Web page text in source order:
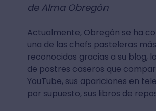
de Alma Obregón
Actualmente, Obregón se ha
una de las chefs pasteleras más
reconocidas gracias a su blog,
de postres caseros que
YouTube, sus apariciones en
por supuesto, sus libros de